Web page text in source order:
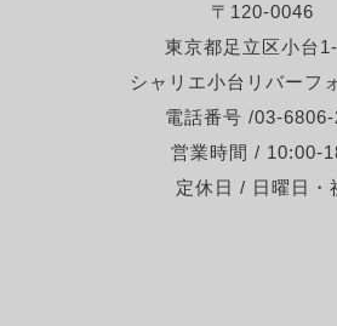
〒120-0046
東京都足立区小台
シャリエ小台リバーフ
電話番号 /03-
営業時間 / 10:00-
定休日 / 日曜日・